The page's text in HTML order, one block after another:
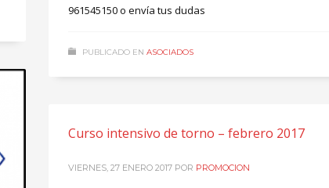
961545150 o envía tus dudas
PUBLICADO EN ASOCIADOS
Curso intensivo de torno – febrero 2017
VIERNES, 27 ENERO 2017 POR PROMOCION